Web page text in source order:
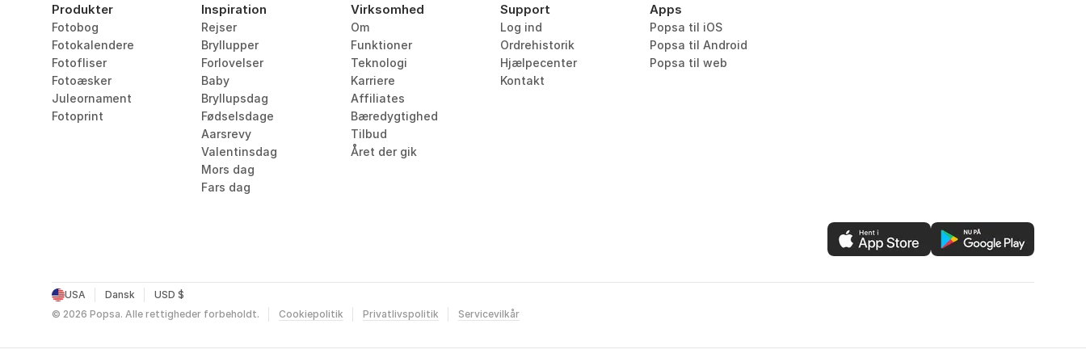
Produkter
Fotobog
Fotokalendere
Fotofliser
Fotoæsker
Juleornament
Fotoprint
Inspiration
Rejser
Bryllupper
Forlovelser
Baby
Bryllupsdag
Fødselsdage
Aarsrevy
Valentinsdag
Mors dag
Fars dag
Virksomhed
Om
Funktioner
Teknologi
Karriere
Affiliates
Bæredygtighed
Tilbud
Året der gik
Support
Log ind
Ordrehistorik
Hjælpecenter
Kontakt
Apps
Popsa til iOS
Popsa til Android
Popsa til web
USA Dansk
USD $
© 2026 Popsa. Alle rettigheder forbeholdt. Cookiepolitik Privatlivspolitik Servicevilkår